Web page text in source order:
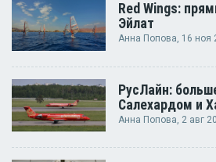
Red Wings:
Эйлат
Анна Попова, 16 ноя
РусЛайн:
Салехардом и
Анна Попова , 2 авг